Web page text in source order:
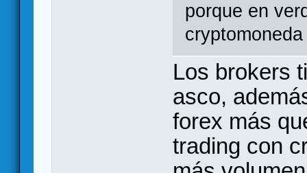
porque en
Los brokers
asco,
forex más
trading con